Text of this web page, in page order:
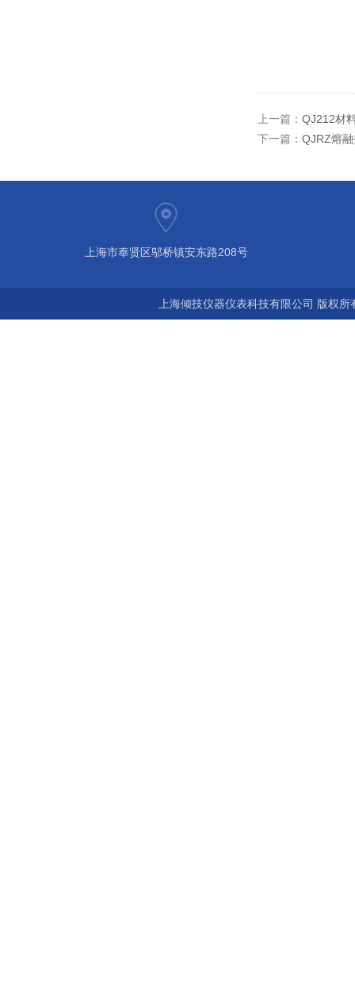
上一篇： QJ212材
下一篇： QJRZ熔
上海市奉贤区邬桥镇安东路208号
上海倾技仪器仪表科技有限公司 版权